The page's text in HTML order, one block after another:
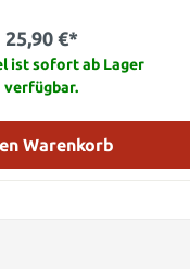
25,90 €*
ist sofort ab Lager
verfügbar.
Warenkorb